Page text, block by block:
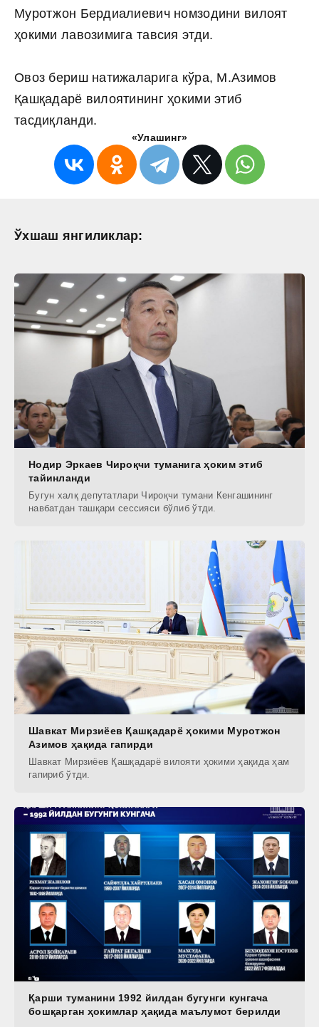
Муротжон Бердиалиевич номзодини вилоят
ҳокими лавозимига тавсия этди.
Овоз бериш натижаларига кўра, М.Азимов
Қашқадарё вилоятининг ҳокими этиб
тасдиқланди.
«Улашинг»
Ўхшаш янгиликлар:
Нодир Эркаев Чироқчи туманига ҳоким этиб
тайинланди
Бугун халқ депутатлари Чироқчи тумани Кенгашининг
навбатдан ташқари сессияси бўлиб ўтди.
Шавкат Мирзиёев Қашқадарё ҳокими Муротжон
Азимов ҳақида гапирди
Шавкат Мирзиёев Қашқадарё вилояти ҳокими ҳақида ҳам
гапириб ўтди.
Қарши туманини 1992 йилдан бугунги кунгача
бошқарган ҳокимлар ҳақида маълумот берилди